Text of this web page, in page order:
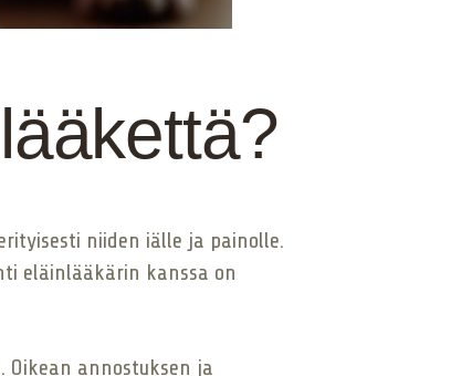
niiden iälle ja painolle.
eläinlääkärin kanssa on
annostuksen ja